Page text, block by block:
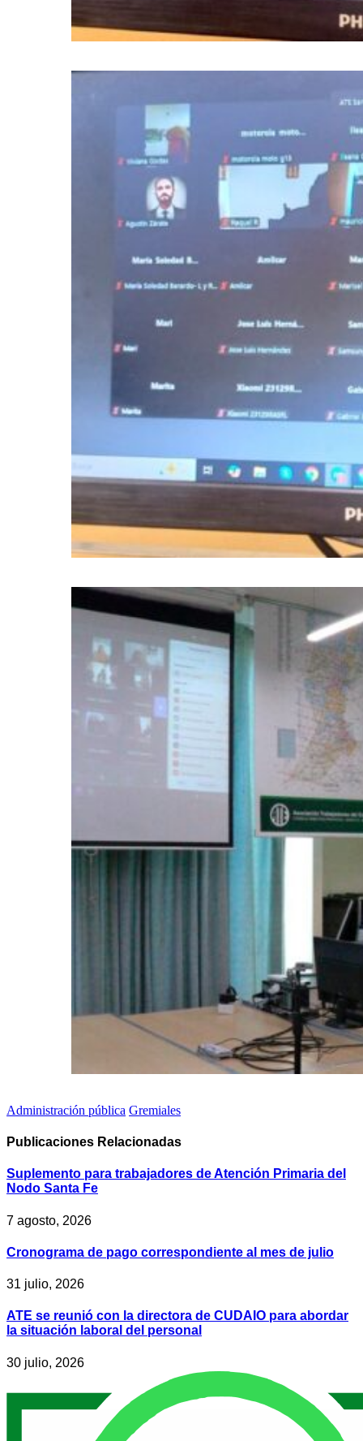
Administración pública Gremiales
Publicaciones Relacionadas
Suplemento para trabajadores de Atención Primaria del
Nodo Santa Fe
7 agosto, 2026
Cronograma de pago correspondiente al mes de julio
31 julio, 2026
ATE se reunió con la directora de CUDAIO para abordar
la situación laboral del personal
30 julio, 2026